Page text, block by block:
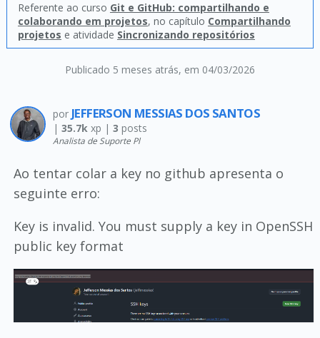
Publicado 5 meses atrás, em 04/03/2026
Referente ao curso Git e GitHub: compartilhando e
colaborando em projetos, no capítulo Compartilhando
projetos e atividade Sincronizando repositórios
por JEFFERSON MESSIAS DOS SANTOS
| 35.7kxp | 3 posts
Analista de Suporte Pl
Ao tentar colar a key no github apresenta o
seguinte erro:
Key is invalid. You must supply a key in OpenSSH
public key format